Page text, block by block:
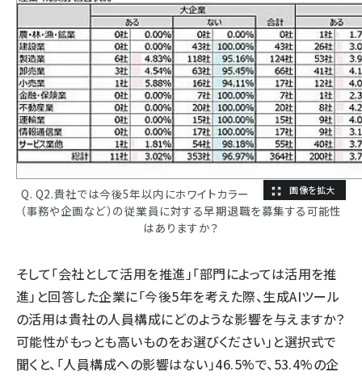
Q. Q2.貴社では今後5年以内にホワイトカラー
（事務や企画など）の従業員に対する早期退職を募集する可能性
はありますか？
そして「会社として活用を推進」「部門によっては活用を推
進」と回答した企業に「今後5年を考えた際、生成AIツール
の活用は貴社の人員構成にどのような影響を与えますか？
可能性がもっとも高いものをお選びください」と選択式で
聞くと、「人員構成への影響はない」46.5%で、53.4%の企